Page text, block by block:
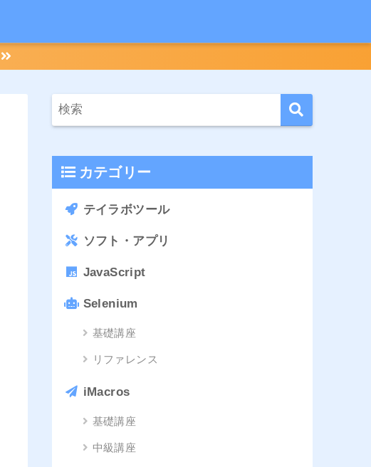
カテゴリー
テイラボツール
ソフト・アプリ
JavaScript
Selenium
基礎講座
リファレンス
iMacros
基礎講座
中級講座